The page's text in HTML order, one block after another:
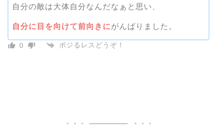
自分の敵は大体自分なんだなぁと思い、
自分に目を向けて前向きにがんばりました。
0 ポジるレスどうぞ！